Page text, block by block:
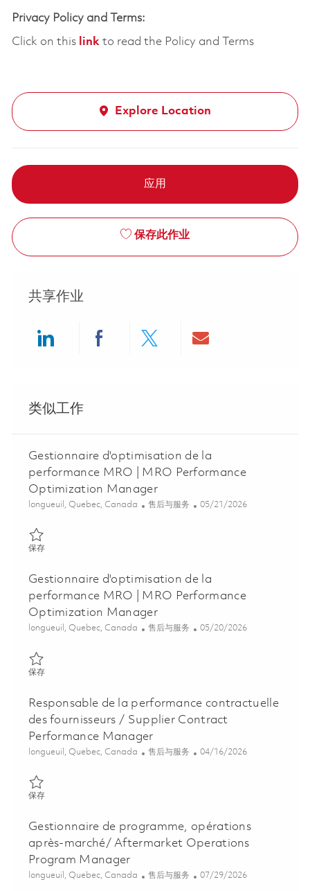
Privacy Policy and Terms:
Click on this linkto read the Policy and Terms
Explore Location
应用
保存此作业
共享作业
类似工作
Gestionnaire d'optimisation de la
performance MRO | MRO Performance
Optimization Manager
位置
longueuil, Quebec, Canada 类别
售后与服务 Posted Date
05/21/2026
保存保存 Gestionnaire d'optimisation de la performance MRO |
Gestionnaire d'optimisation de la
performance MRO | MRO Performance
Optimization Manager
位置
longueuil, Quebec, Canada 类别
售后与服务 Posted Date
05/20/2026
保存保存 Gestionnaire d'optimisation de la performance MRO |
Responsable de la performance contractuelle
des fournisseurs / Supplier Contract
Performance Manager
位置
longueuil, Quebec, Canada 类别
售后与服务 Posted Date
04/16/2026
保存保存 Responsable de la performance contractuelle des
Gestionnaire de programme, opérations
après-marché/ Aftermarket Operations
Program Manager
位置
longueuil, Quebec, Canada 类别
售后与服务 Posted Date
07/29/2026